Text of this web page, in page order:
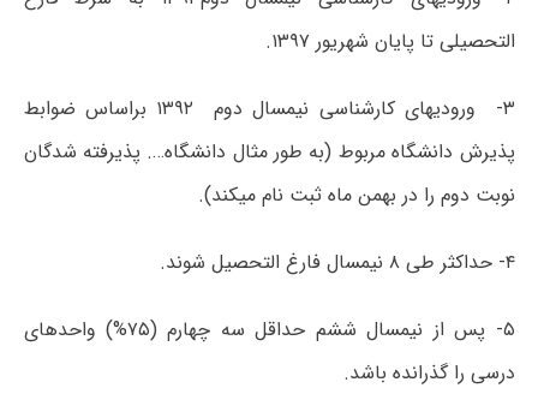
التحصیلی تا پایان شهریور ۱۳۹۷.
۳- ورودی‎های کارشناسی نیمسال دوم ۱۳۹۲ براساس ضوابط
پذیرش دانشگاه مربوط (به طور مثال دانشگاه…. پذیرفته شدگان
نوبت دوم را در بهمن ماه ثبت نام می‎کند).
۴- حداکثر طی ۸ نیمسال فارغ التحصیل شوند.
۵- پس از نیمسال ششم حداقل سه چهارم (۷۵%) واحدهای
درسی را گذرانده باشد.